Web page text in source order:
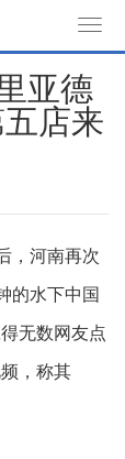
o
a
亚德
店来
，河南再次
的水下中国
无数网友点
，称其